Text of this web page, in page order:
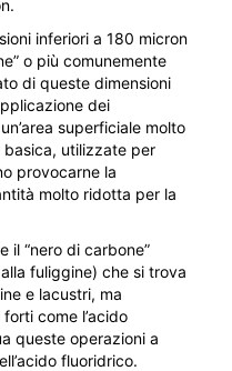
inferiori a 180 micron
o più comunemente
di queste dimensioni
dei
superficiale molto
basica, utilizzate per
provocarne la
molto ridotta per la
il “nero di carbone”
fuliggine) che si trova
e lacustri, ma
come l’acido
queste operazioni a
fluoridrico.